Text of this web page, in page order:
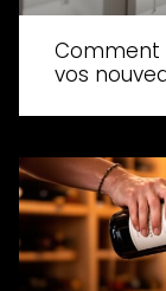
Comment
vos